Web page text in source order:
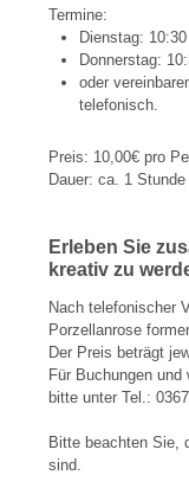
Termine:
Dienstag:
Donnerstag:
oder
telefonisch.
Preis: 10,00€ pro
Dauer: ca. 1 Stunde
Erleben Sie
kreativ zu
Nach telefonischer
Porzellanrose
Der Preis beträgt
Für Buchungen
bitte unter Tel.:
Bitte beachten Sie,
sind.